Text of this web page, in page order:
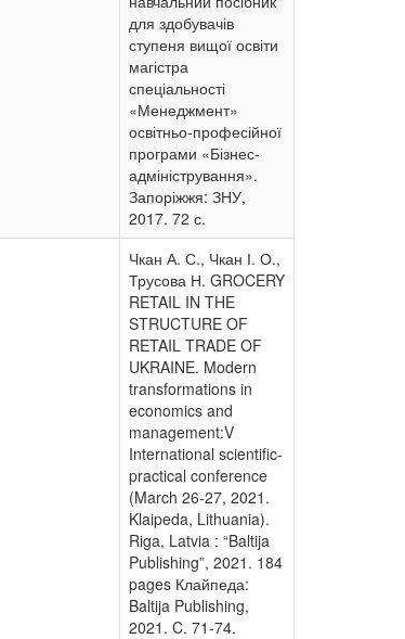
для здобувачів
ступеня вищої освіти
магістра
спеціальності
«Менеджмент»
освітньо-професійної
програми «Бізнес-
адміністрування».
Запоріжжя: ЗНУ,
2017. 72 с.
Чкан А. С., Чкан І. О.,
Трусова Н. GROCERY
RETAIL IN THE
STRUCTURE OF
RETAIL TRADE OF
UKRAINE. Modern
transformations in
economics and
management:V
International scientific-
practical conference
(March 26-27, 2021.
Klaipeda, Lithuania).
Riga, Latvia : “Baltija
Publishing”, 2021. 184
pages Клайпеда:
Baltija Publishing,
2021. C. 71-74.